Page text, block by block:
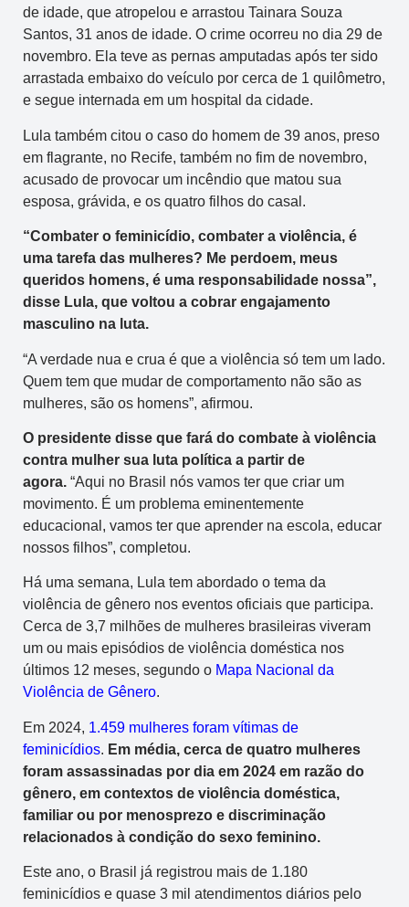
de idade, que atropelou e arrastou Tainara Souza
Santos, 31 anos de idade. O crime ocorreu no dia 29 de
novembro. Ela teve as pernas amputadas após ter sido
arrastada embaixo do veículo por cerca de 1 quilômetro,
e segue internada em um hospital da cidade.
Lula também citou o caso do homem de 39 anos, preso
em flagrante, no Recife, também no fim de novembro,
acusado de provocar um incêndio que matou sua
esposa, grávida, e os quatro filhos do casal.
“Combater o feminicídio, combater a violência, é
uma tarefa das mulheres? Me perdoem, meus
queridos homens, é uma responsabilidade nossa”,
disse Lula, que voltou a cobrar engajamento
masculino na luta.
“A verdade nua e crua é que a violência só tem um lado.
Quem tem que mudar de comportamento não são as
mulheres, são os homens”, afirmou.
O presidente disse que fará do combate à violência
contra mulher sua luta política a partir de
agora. “Aqui no Brasil nós vamos ter que criar um
movimento. É um problema eminentemente
educacional, vamos ter que aprender na escola, educar
nossos filhos”, completou.
Há uma semana, Lula tem abordado o tema da
violência de gênero nos eventos oficiais que participa.
Cerca de 3,7 milhões de mulheres brasileiras viveram
um ou mais episódios de violência doméstica nos
últimos 12 meses, segundo o Mapa Nacional da
Violência de Gênero.
Em 2024, 1.459 mulheres foram vítimas de
feminicídios. Em média, cerca de quatro mulheres
foram assassinadas por dia em 2024 em razão do
gênero, em contextos de violência doméstica,
familiar ou por menosprezo e discriminação
relacionados à condição do sexo feminino.
Este ano, o Brasil já registrou mais de 1.180
feminicídios e quase 3 mil atendimentos diários pelo